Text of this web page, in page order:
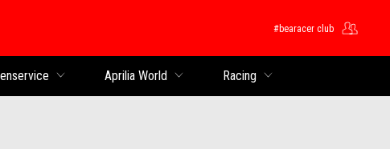
#bearacer club
Aprilia World Racing